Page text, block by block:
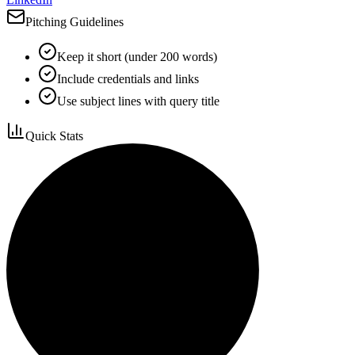
Pitching Guidelines
Keep it short (under 200 words)
Include credentials and links
Use subject lines with query title
Quick Stats